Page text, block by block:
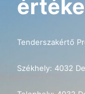
Tenderszakértő
Székhely: 4032